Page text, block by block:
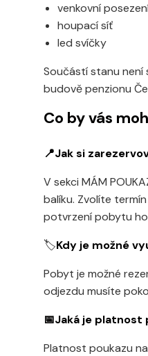
venkovní
houpací síť
led svíčky
Součástí stanu není
budově penzionu
Co by vás
📍Jak si
V sekci MÁM
balíku. Zvolíte
potvrzení pobytu
🏷️Kdy je možné
Pobyt je možné
odjezdu musíte
📅Jaká je platnost
Platnost poukazu